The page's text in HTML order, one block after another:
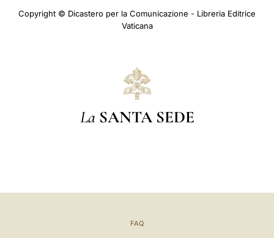
Copyright © Dicastero per la Comunicazione - Libreria Editrice
Vaticana
La SANTA SEDE
FAQ